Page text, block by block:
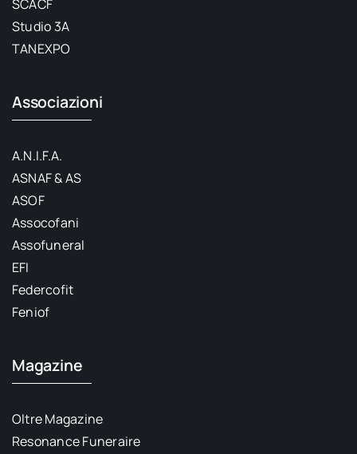
SCACF
Studio 3A
TANEXPO
Associazioni
A.N.I.F.A.
ASNAF & AS
ASOF
Assocofani
Assofuneral
EFI
Federcofit
Feniof
Magazine
Oltre Magazine
Resonance Funeraire